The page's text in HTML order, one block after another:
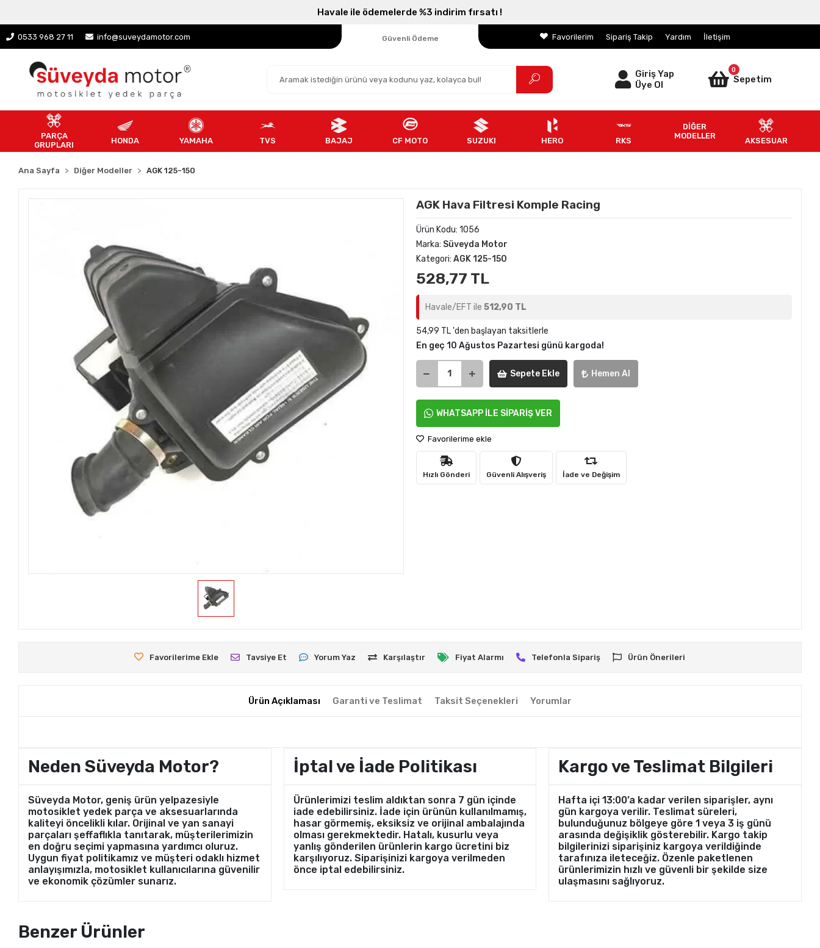
Havale ile ödemelerde %3 indirim fırsatı !
0533 968 27 11 info@suveydamotor.com
Parçanızın Online Adresi
Güvenli Ödeme
Favorilerim Sipariş Takip Yardım İletişim
Giriş Yap
Üye Ol
0
Sepetim
PARÇA
GRUPLARI
HONDA YAMAHA TVS BAJAJ CF MOTO SUZUKI HERO RKS
DİĞER
MODELLER
AKSESUAR
Ana Sayfa Diğer Modeller AGK 125-150
AGK Hava Filtresi Komple Racing
Ürün Kodu: 1056
Marka: Süveyda Motor
Kategori: AGK 125-150
528,77 TL
Havale/EFT ile 512,90 TL
54,99 TL 'den başlayan taksitlerle
En geç 10 Ağustos Pazartesi günü kargoda!
Sepete Ekle Hemen Al
WHATSAPP İLE SİPARİŞ VER
Favorilerime ekle
Hızlı Gönderi Güvenli Alışveriş İade ve Değişim
Favorilerime Ekle Tavsiye Et Yorum Yaz Karşılaştır Fiyat Alarmı Telefonla Sipariş Ürün Önerileri
Ürün Açıklaması Garanti ve Teslimat Taksit Seçenekleri Yorumlar
Neden Süveyda Motor?
Süveyda Motor, geniş ürün yelpazesiyle
motosiklet yedek parça ve aksesuarlarında
kaliteyi öncelikli kılar. Orijinal ve yan sanayi
parçaları şeffaflıkla tanıtarak, müşterilerimizin
en doğru seçimi yapmasına yardımcı oluruz.
Uygun fiyat politikamız ve müşteri odaklı hizmet
anlayışımızla, motosiklet kullanıcılarına güvenilir
ve ekonomik çözümler sunarız.
İptal ve İade Politikası
Ürünlerimizi teslim aldıktan sonra 7 gün içinde
iade edebilirsiniz. İade için ürünün kullanılmamış,
hasar görmemiş, eksiksiz ve orijinal ambalajında
olması gerekmektedir. Hatalı, kusurlu veya
yanlış gönderilen ürünlerin kargo ücretini biz
karşılıyoruz. Siparişinizi kargoya verilmeden
önce iptal edebilirsiniz.
Kargo ve Teslimat Bilgileri
Hafta içi 13:00’a kadar verilen siparişler, aynı
gün kargoya verilir. Teslimat süreleri,
bulunduğunuz bölgeye göre 1 veya 3 iş günü
arasında değişiklik gösterebilir. Kargo takip
bilgilerinizi siparişiniz kargoya verildiğinde
tarafınıza ileteceğiz. Özenle paketlenen
ürünlerimizin hızlı ve güvenli bir şekilde size
ulaşmasını sağlıyoruz.
Benzer Ürünler